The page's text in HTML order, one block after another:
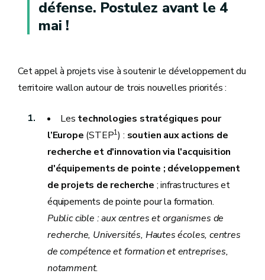
défense. Postulez avant le 4
mai !
Cet appel à projets vise à soutenir le développement du
territoire wallon autour de trois nouvelles priorités :
Les technologies stratégiques pour
l’Europe (STEP1) : soutien aux actions de
recherche et d'innovation via l'acquisition
d'équipements de pointe ; développement
de projets de recherche ; infrastructures et
équipements de pointe pour la formation.
Public cible : aux centres et organismes de
recherche, Universités, Hautes écoles, centres
de compétence et formation et entreprises,
notamment.